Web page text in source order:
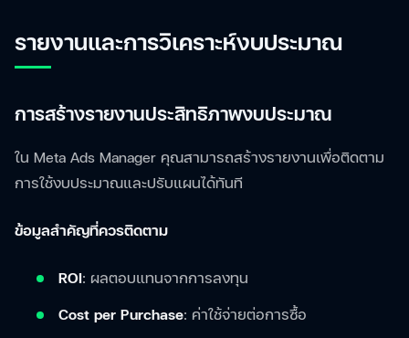
รายงานและการวิเคราะห์งบประมาณ
การสร้างรายงานประสิทธิภาพงบประมาณ
ใน Meta Ads Manager คุณสามารถสร้างรายงานเพื่อติดตาม
การใช้งบประมาณและปรับแผนได้ทันที
ข้อมูลสำคัญที่ควรติดตาม
ROI: ผลตอบแทนจากการลงทุน
Cost per Purchase: ค่าใช้จ่ายต่อการซื้อ